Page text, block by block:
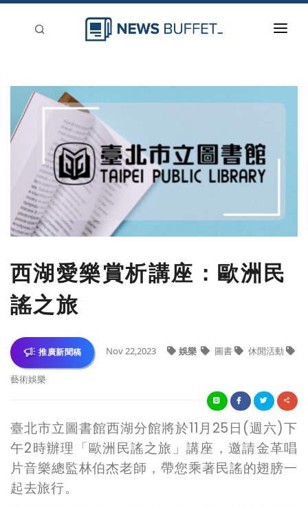
新聞稿分類
刊登
西湖愛樂賞析講座：歐洲民
謠之旅
推廣新聞稿 Nov 22,2023 娛樂 圖書 休閒活動
藝術娛樂
臺北市立圖書館西湖分館將於11月25日(週六)下
午2時辦理「歐洲民謠之旅」講座，邀請金革唱
片音樂總監林伯杰老師， 帶您乘著民謠的翅膀一
起去旅行。